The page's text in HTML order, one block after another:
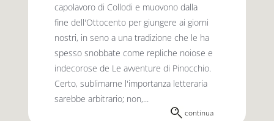
capolavoro di Collodi e muovono dalla
fine dell'Ottocento per giungere ai giorni
nostri, in seno a una tradizione che le ha
spesso snobbate come repliche noiose e
indecorose de Le avventure di Pinocchio.
Certo, sublimarne l'importanza letteraria
sarebbe arbitrario; non,...
continua